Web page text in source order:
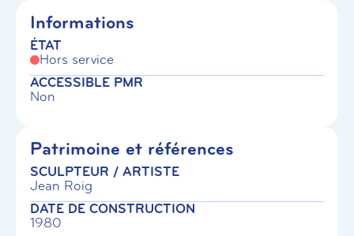
Informations
ÉTAT
Hors service
ACCESSIBLE PMR
Non
Patrimoine et références
SCULPTEUR / ARTISTE
Jean Roig
DATE DE CONSTRUCTION
1980